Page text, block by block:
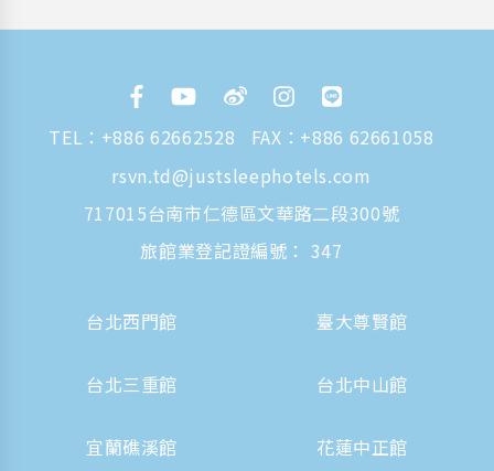
TEL： +886 62662528
FAX：+886 62661058
rsvn.td@justsleephotels.com
717015台南市仁德區文華路二段300號
旅館業登記證編號： 347
台北西門館 臺大尊賢館
台北三重館 台北中山館
宜蘭礁溪館 花蓮中正館